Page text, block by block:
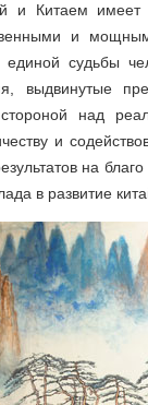
и Китаем имеет
и
судьбы
выдвинутые
над
и
на
в развитие